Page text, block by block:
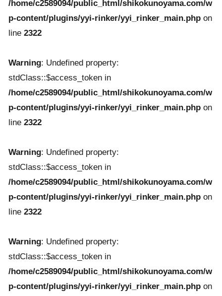
/home/c2589094/public_html/shikokunoyama.com/w
p-content/plugins/yyi-rinker/yyi_rinker_main.php on
line 2322
Warning: Undefined property:
stdClass::$access_token in
/home/c2589094/public_html/shikokunoyama.com/w
p-content/plugins/yyi-rinker/yyi_rinker_main.php on
line 2322
Warning: Undefined property:
stdClass::$access_token in
/home/c2589094/public_html/shikokunoyama.com/w
p-content/plugins/yyi-rinker/yyi_rinker_main.php on
line 2322
Warning: Undefined property:
stdClass::$access_token in
/home/c2589094/public_html/shikokunoyama.com/w
p-content/plugins/yyi-rinker/yyi_rinker_main.php on